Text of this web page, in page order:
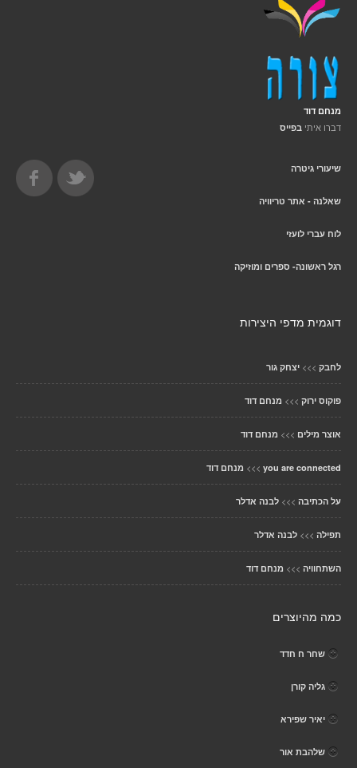
מנחם דוד
דברו איתי בפייס
שיעורי גיטרה
שאלנה - אתר טריוויה
לוח עברי לועזי
רגל ראשונה- ספרים ומוזיקה
דוגמית מדפי היצירות
לחבק >>> יצחק גור
פוקוס ירוק >>> מנחם דוד
אוצר מילים >>> מנחם דוד
you are connected
>>> מנחם דוד
על הכתיבה >>> לבנה אדלר
תפילה >>> לבנה אדלר
השתחוויה >>> מנחם דוד
כמה מהיוצרים
שחר ח חדד
גליה קורן
יאיר שפירא
שלהבת אור